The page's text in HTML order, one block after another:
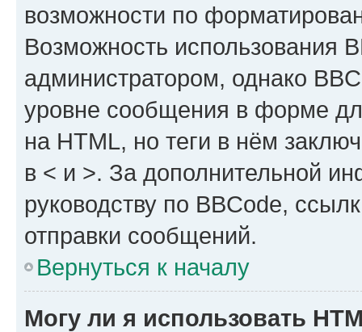
возможности по
Возможность использования
администратором, однако
уровне сообщения в форме
на HTML, но теги в нём
в < и >. За дополнительной
руководству по BBCode,
отправки сообщений.
Вернуться к началу
Могу ли я использовать